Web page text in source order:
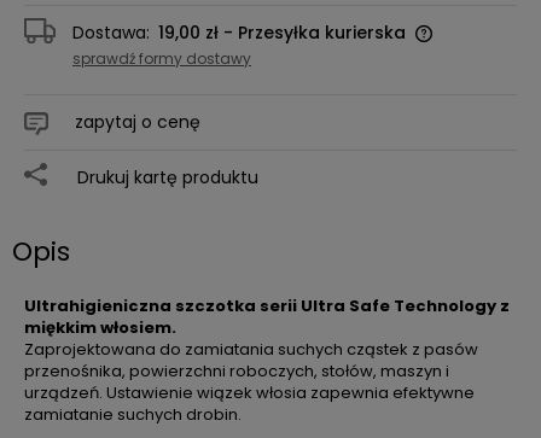
Dostawa: 19,00 zł - Przesyłka kurierska
sprawdź formy dostawy
zapytaj o cenę
Drukuj kartę produktu
Opis
Ultrahigieniczna szczotka serii Ultra Safe Technology z
miękkim włosiem.
Zaprojektowana do zamiatania suchych cząstek z pasów
przenośnika, powierzchni roboczych, stołów, maszyn i
urządzeń. Ustawienie wiązek włosia zapewnia efektywne
zamiatanie suchych drobin.